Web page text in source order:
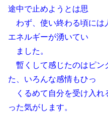
途中で止めようとは思
わず、使い終わる頃には
エネルギーが湧いてい
ました。
暫くして感じたのはピン
た、いろんな感情もひっ
くるめて自分を受け入れ
った気がします。